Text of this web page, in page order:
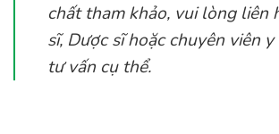
chất tham khảo, vui lòng liên
sĩ, Dược sĩ hoặc chuyên viên
tư vấn cụ thể.